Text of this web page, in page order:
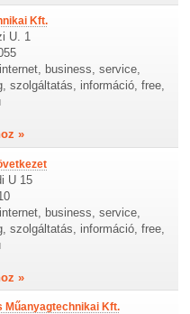
Kft.
U. 1
business, service,
szolgáltatás, információ, free,
»
U 15
business, service,
szolgáltatás, információ, free,
»
Műanyagtechnikai Kft.